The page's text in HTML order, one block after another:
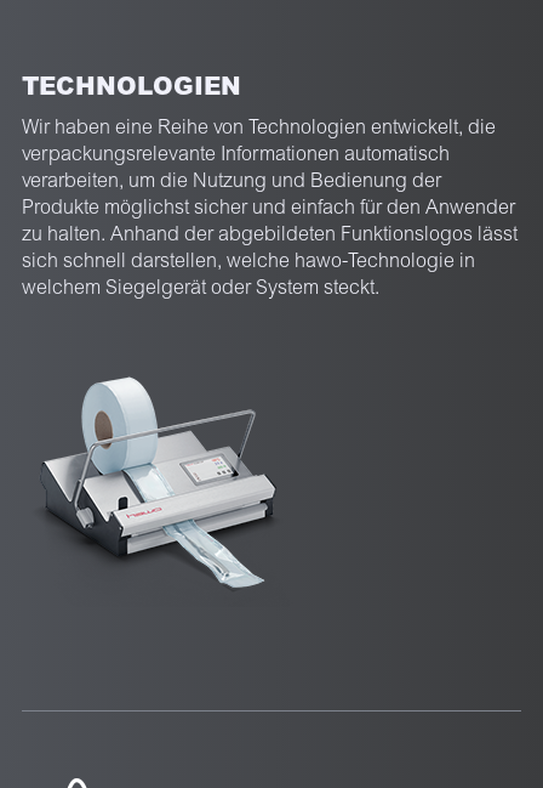
TECHNOLOGIEN
Wir haben eine Reihe von Technologien entwickelt, die
verpackungsrelevante Informationen automatisch
verarbeiten, um die Nutzung und Bedienung der
Produkte möglichst sicher und einfach für den Anwender
zu halten. Anhand der abgebildeten Funktionslogos lässt
sich schnell darstellen, welche hawo-Technologie in
welchem Siegelgerät oder System steckt.